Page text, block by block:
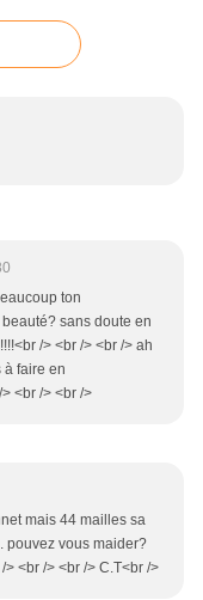
ton
sans doute en
/> <br /> <br /> ah
à faire en
<br /> <br />
mais 44 mailles sa
pouvez vous maider?
<br /> <br /> C.T<br />